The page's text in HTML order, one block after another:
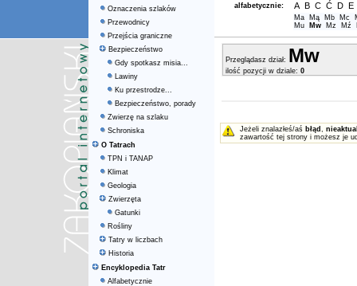
Oznaczenia szlaków
Przewodnicy
Przejścia graniczne
Bezpieczeństwo
Gdy spotkasz misia...
Lawiny
Ku przestrodze...
Bezpieczeństwo, porady
Zwierzę na szlaku
Schroniska
O Tatrach
TPN i TANAP
Klimat
Geologia
Zwierzęta
Gatunki
Rośliny
Tatry w liczbach
Historia
Encyklopedia Tatr
Alfabetycznie
alfabetycznie: A B C Ć D E
Ma Mą Mb Mc
Mu
Mw Mz Mź
Przeglądasz dział: Mw
ilość pozycji w dziale: 0
Jeżeli znalazłeś/aś błąd ,
zawartość tej strony i możesz je